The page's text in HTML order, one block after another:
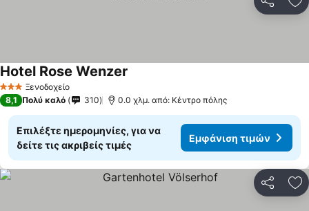
3 ΑστέριαΞενοδοχείο
Hotel Rose Wenzer
8,1 Πολύ καλό 310 0.0 χλμ. από: Κέντρο πόλης
Επιλέξτε ημερομηνίες, για να
δείτε τις ακριβείς τιμές
Εμφάνιση τιμών